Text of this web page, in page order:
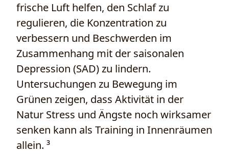
frische Luft helfen, den Schlaf zu
regulieren, die Konzentration zu
verbessern und Beschwerden im
Zusammenhang mit der saisonalen
Depression (SAD) zu lindern.
Untersuchungen zu Bewegung im
Grünen zeigen, dass Aktivität in der
Natur Stress und Ängste noch wirksamer
senken kann als Training in Innenräumen
allein. ³